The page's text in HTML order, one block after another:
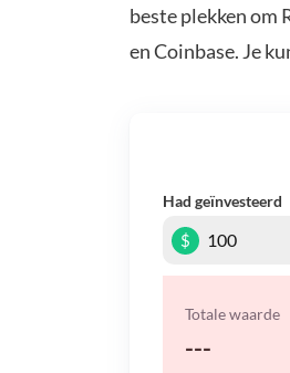
beste plekken om
en Coinbase. Je
Had geïnvesteerd
$
Totale waarde
---